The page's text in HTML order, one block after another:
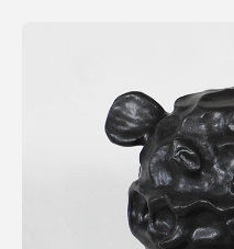
2013 ART
Convention Centre カナダ
｢Gallery Show｣ |
2012 ART STAGE
｢Hell/Summer/